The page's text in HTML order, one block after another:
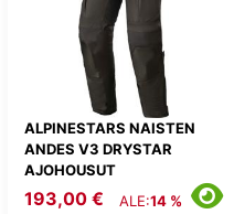
ALPINESTARS NAISTEN
ANDES V3 DRYSTAR
AJOHOUSUT
193,00 € ALE:14 %